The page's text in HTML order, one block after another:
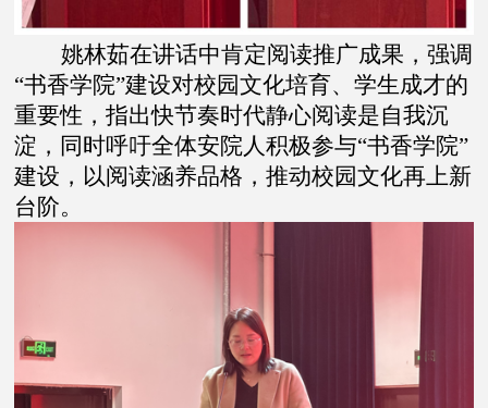
姚林茹在讲话中肯定阅读推广成果，强调
“书香学院”建设对校园文化培育、学生成才的
重要性，指出快节奏时代静心阅读是自我沉
淀，同时呼吁全体安院人积极参与“书香学院”
建设，以阅读涵养品格，推动校园文化再上新
台阶。